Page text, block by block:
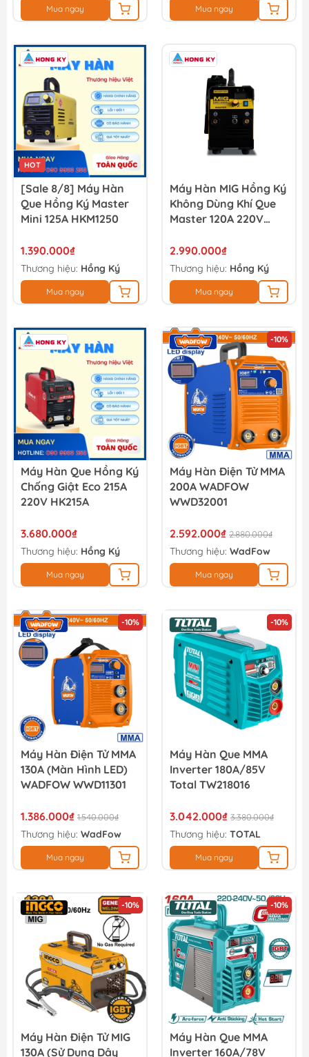
Mua ngay Mua ngay
HOT
[Sale 8/8] Máy Hàn
Que Hồng Ký Master
Mini 125A HKM1250
1.390.000₫
Thương hiệu: Hồng Ký
Mua ngay
Máy Hàn MIG Hồng Ký
Không Dùng Khí Que
Master 120A 220V
2.990.000₫
Thương hiệu: Hồng Ký
Mua ngay
Máy Hàn Que Hồng Ký
Chống Giật Eco 215A
220V HK215A
3.680.000₫
Thương hiệu: Hồng Ký
Mua ngay
-10%
Máy Hàn Điện Tử MMA
200A WADFOW
WWD32001
2.592.000₫ 2.880.000₫
Thương hiệu: WadFow
Mua ngay
-10%
Máy Hàn Điện Tử MMA
130A (màn Hình LED)
WADFOW WWD11301
1.386.000₫ 1.540.000₫
Thương hiệu: WadFow
Mua ngay
-10%
Máy Hàn Que MMA
Inverter 180A/85V
Total TW218016
3.042.000₫ 3.380.000₫
Thương hiệu: TOTAL
Mua ngay
-10%
Máy Hàn Điện Tử MIG
130A (sử Dụng Dây
-10%
Máy Hàn Que MMA
Inverter 160A/78V